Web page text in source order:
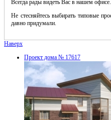
Всегда рады видеть Вас в нашем офисе.
Не стесняйтесь выбирать типовые
давно придумали.
Наверх
Проект дома № 17617